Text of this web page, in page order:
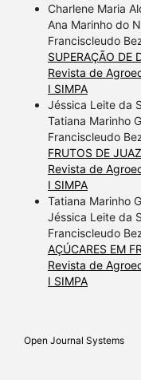
Charlene Maria
Ana Marinho do
Franciscleudo
SUPERAÇÃO DE
Revista de
I SIMPA
Jéssica Leite da
Tatiana Marinho
Franciscleudo
FRUTOS DE
Revista de
I SIMPA
Tatiana Marinho
Jéssica Leite da
Franciscleudo
AÇÚCARES EM
Revista de
I SIMPA
Open Journal Systems